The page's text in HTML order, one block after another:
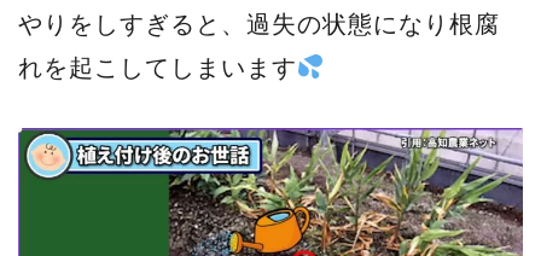
やりをしすぎると、過失の状態になり根腐
れを起こしてしまいます